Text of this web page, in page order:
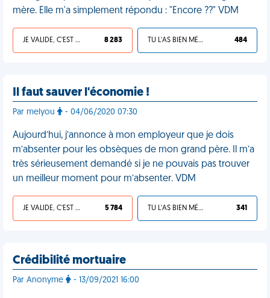
mère. Elle m'a simplement répondu : "Encore ??" VDM
JE VALIDE, C'EST UNE VDM 8 283 TU L'AS BIEN MÉRITÉ 484
Il faut sauver l'économie !
Par melyou - 04/06/2020 07:30
Aujourd’hui, j’annonce à mon employeur que je dois
m’absenter pour les obsèques de mon grand père. Il m’a
très sérieusement demandé si je ne pouvais pas trouver
un meilleur moment pour m’absenter. VDM
JE VALIDE, C'EST UNE VDM 5 784 TU L'AS BIEN MÉRITÉ 341
Crédibilité mortuaire
Par Anonyme - 13/09/2021 16:00